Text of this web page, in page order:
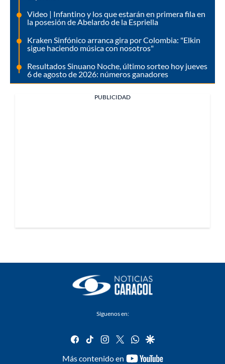
Video | Infantino y los que estarán en primera fila en
la posesión de Abelardo de la Espriella
Kraken Sinfónico arranca gira por Colombia: "Elkin
sigue haciendo música con nosotros"
Resultados Sinuano Noche, último sorteo hoy jueves
6 de agosto de 2026: números ganadores
PUBLICIDAD
Síguenos en:
facebook
tiktok instagram
twitterwhatsapp
google
Más contenido en
youtube-